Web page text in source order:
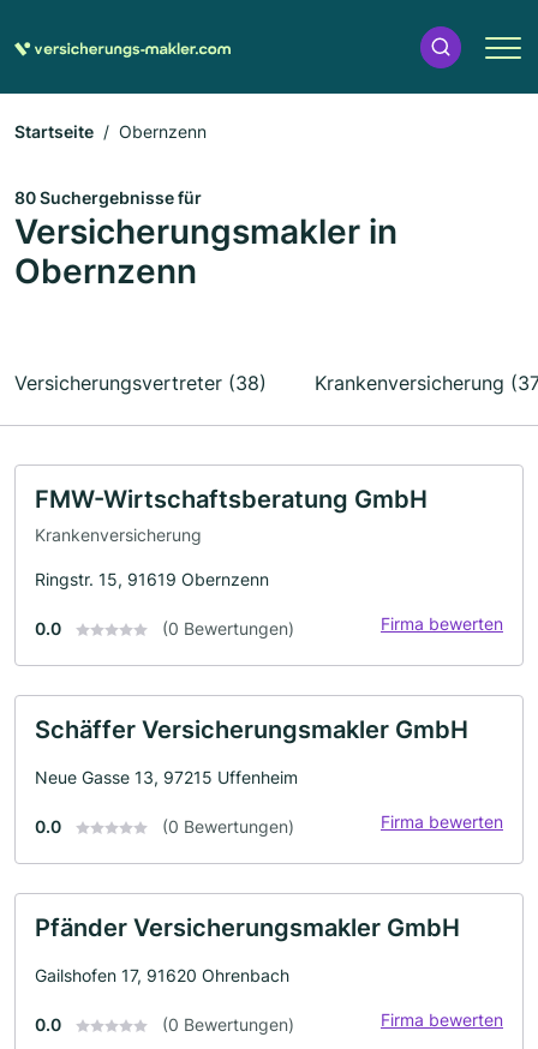
Startseite Obernzenn
80 Suchergebnisse für
Versicherungsmakler in
Obernzenn
Versicherungsvertreter (38) Krankenversicherung
FMW-Wirtschaftsberatung GmbH
Krankenversicherung
Ringstr. 15, 91619 Obernzenn
0.0 (0 Bewertungen) Firma bewerten
Schäffer Versicherungsmakler GmbH
Neue Gasse 13, 97215 Uffenheim
0.0 (0 Bewertungen) Firma bewerten
Pfänder Versicherungsmakler GmbH
Gailshofen 17, 91620 Ohrenbach
0.0 (0 Bewertungen) Firma bewerten